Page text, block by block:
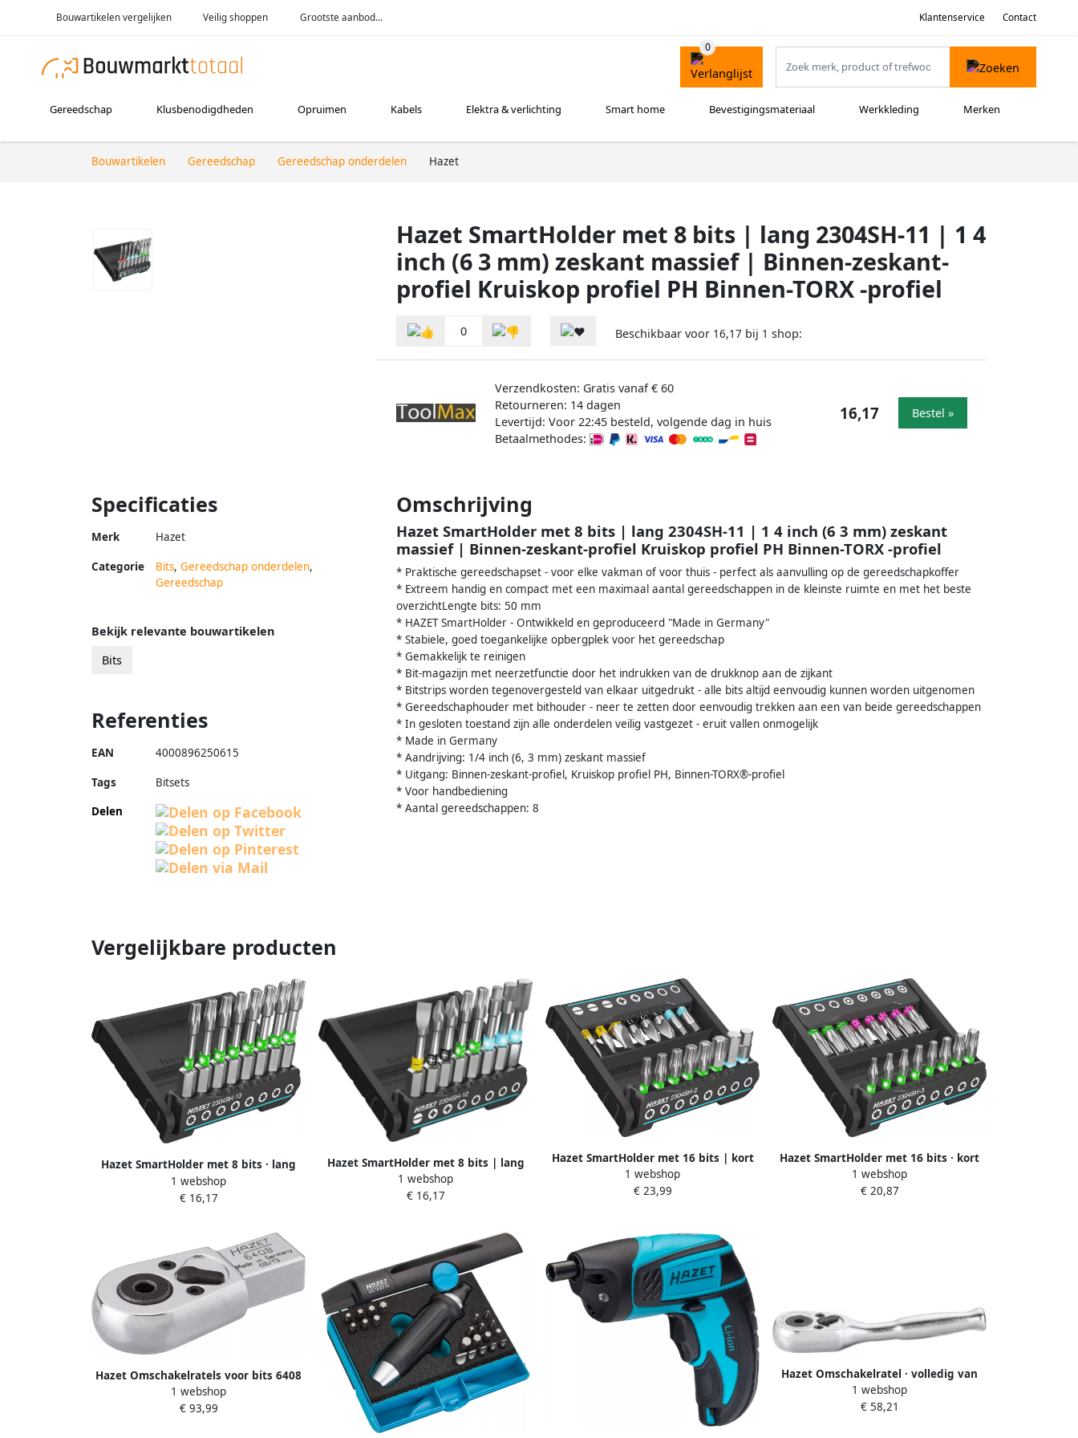
Bouwartikelen vergelijken Veilig shoppen Grootste aanbod... Klantenservice Contact
Gereedschap Klusbenodigdheden Opruimen Kabels Elektra & verlichting Smart home Bevestigingsmateriaal Werkkleding Merken
Bouwartikelen Gereedschap Gereedschap onderdelen Hazet
Hazet SmartHolder met 8 bits | lang 2304SH-11 | 1 4
inch (6 3 mm) zeskant massief | Binnen-zeskant-
profiel Kruiskop profiel PH Binnen-TORX -profiel
0 Beschikbaar voor 16,17 bij 1 shop:
Verzendkosten: Gratis vanaf € 60
Retourneren: 14 dagen
Levertijd: Voor 22:45 besteld, volgende dag in huis
Betaalmethodes:
16,17 Bestel »
Specificaties
Merk Hazet
Categorie Bits, Gereedschap onderdelen,
Gereedschap
Omschrijving
Hazet SmartHolder met 8 bits | lang 2304SH-11 | 1 4 inch (6 3 mm) zeskant
massief | Binnen-zeskant-profiel Kruiskop profiel PH Binnen-TORX -profiel
* Praktische gereedschapset - voor elke vakman of voor thuis - perfect als aanvulling op de gereedschapkoffer
* Extreem handig en compact met een maximaal aantal gereedschappen in de kleinste ruimte en met het beste
overzichtLengte bits: 50 mm
* HAZET SmartHolder - Ontwikkeld en geproduceerd "Made in Germany"
* Stabiele, goed toegankelijke opbergplek voor het gereedschap
* Gemakkelijk te reinigen
* Bit-magazijn met neerzetfunctie door het indrukken van de drukknop aan de zijkant
* Bitstrips worden tegenovergesteld van elkaar uitgedrukt - alle bits altijd eenvoudig kunnen worden uitgenomen
* Gereedschaphouder met bithouder - neer te zetten door eenvoudig trekken aan een van beide gereedschappen
* In gesloten toestand zijn alle onderdelen veilig vastgezet - eruit vallen onmogelijk
* Made in Germany
* Aandrijving: 1/4 inch (6, 3 mm) zeskant massief
* Uitgang: Binnen-zeskant-profiel, Kruiskop profiel PH, Binnen-TORX®-profiel
* Voor handbediening
* Aantal gereedschappen: 8
Bekijk relevante bouwartikelen
Bits
Referenties
EAN 4000896250615
Tags
Bitsets
Delen
Vergelijkbare producten
Hazet SmartHolder met 8 bits · lang
2304SH-13 · 1 4 inch (6 3 mm) zeskant
massief · Binnen-TORX -profiel · 8-delig
1 webshop
€ 16,17
Hazet SmartHolder met 8 bits | lang
2304SH-12 | 1 4 inch (6 3 mm) zeskant
massief | Sleufprofiel Binnen-zeskant-
1 webshop
€ 16,17
Hazet SmartHolder met 16 bits | kort
2304SH-2 | 1 4 inch (6 3 mm) zeskant
massief | Sleufprofiel Pozidriv-profiel
1 webshop
€ 23,99
Hazet SmartHolder met 16 bits · kort
2304SH-3 · 1 4 inch (6 3 mm) zeskant
massief · Binnen-TORX -profiel Tamper
1 webshop
€ 20,87
Hazet Omschakelratels voor bits 6408
| 9 x 12 mm insteekvierkant massief |
1 4 inch (6 3 mm) zeskant hol | Lengte:
1 webshop
€ 93,99
Hazet Omschakelratel · volledig van
staal · voor bits 863MBIT · 1 4 inch (6 3
mm) zeskant hol · Lengte: 89 mm
1 webshop
€ 58,21